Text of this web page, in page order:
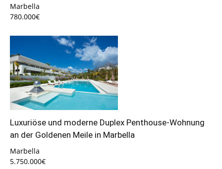
Marbella
780.000€
Luxuriöse und moderne Duplex Penthouse-Wohnung
an der Goldenen Meile in Marbella
Marbella
5.750.000€